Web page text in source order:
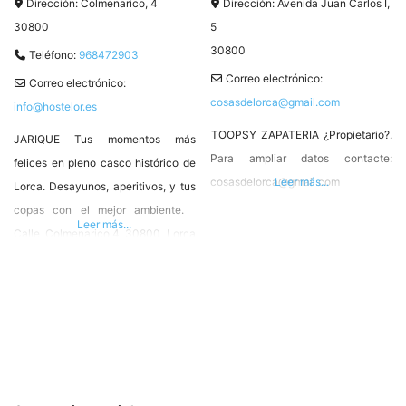
Dirección: Colmenarico, 4
30800
Teléfono: 968472903
Correo electrónico:
info@hostelor.es
JARIQUE Tus momentos más
felices en pleno casco histórico de
Lorca. Desayunos, aperitivos, y tus
copas con el mejor ambiente.
Calle Colmenarico,4 30800 Lorca
Leer más...
Dirección: Avenida Juan Carlos I,
5
30800
Correo electrónico:
cosasdelorca@gmail.com
TOOPSY ZAPATERIA ¿Propietario?.
Para ampliar datos contacte:
cosasdelorca@gmail.com
Leer más...